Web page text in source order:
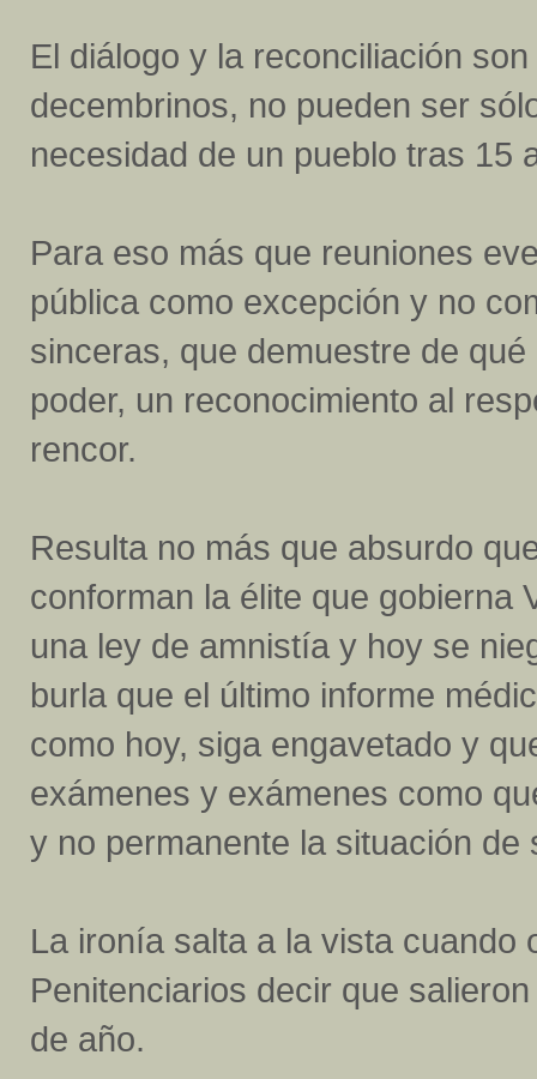
El diálogo y la reconciliación
decembrinos, no pueden ser
necesidad de un pueblo tras 15
Para eso más que reuniones
pública como excepción y no
sinceras, que demuestre de
poder, un reconocimiento al
rencor.
Resulta no más que absurdo
conforman la élite que gobierna
una ley de amnistía y hoy se
burla que el último informe
como hoy, siga engavetado y
exámenes y exámenes como
y no permanente la situación de
La ironía salta a la vista cuando
Penitenciarios decir que
de año.